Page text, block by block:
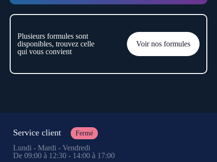
Plusieurs formules sont
disponibles, trouvez celle
qui vous convient
Voir nos formules
Service client Fermé
Lundi - Mardi - Vendredi
De 09:00 à 12:30 - 14:00 à 17:00